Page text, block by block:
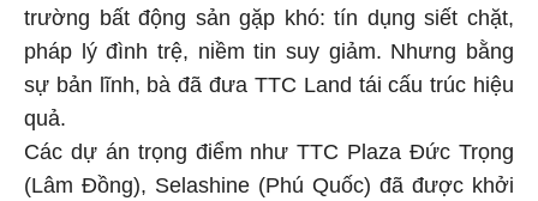
trường bất động sản gặp khó: tín dụng siết chặt,
pháp lý đình trệ, niềm tin suy giảm. Nhưng bằng
sự bản lĩnh, bà đã đưa TTC Land tái cấu trúc hiệu
quả.
Các dự án trọng điểm như TTC Plaza Đức Trọng
(Lâm Đồng), Selashine (Phú Quốc) đã được khởi